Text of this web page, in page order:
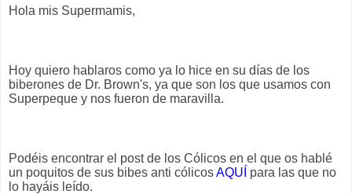
Hola mis Supermamis,
Hoy quiero hablaros como ya lo hice en su días de los
biberones de Dr. Brown's, ya que son los que usamos con
Superpeque y nos fueron de maravilla.
Podéis encontrar el post de los Cólicos en el que os hablé
un poquitos de sus bibes anti cólicosAQUÍ para las que no
lo hayáis leído.